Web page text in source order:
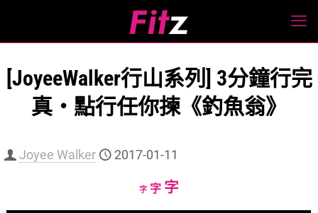
[JoyeeWalker行山系列] 3分鐘行完
真・點行任你揀《釣魚翁》
Joyee Walker 2017-01-11
字Decrease
字Reset
字Increase